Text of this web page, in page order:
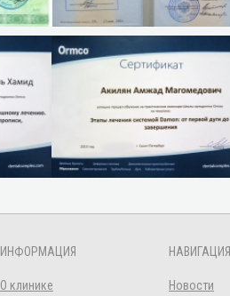
ИНФОРМАЦИЯ
О клинике
НАВИГАЦИЯ
Новости